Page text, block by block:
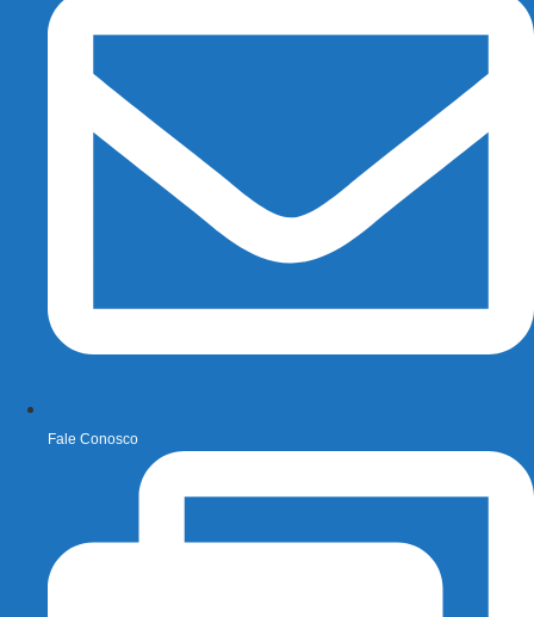
Fale Conosco